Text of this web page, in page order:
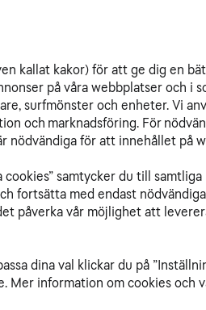
direkt på webben och
via mejl.
att skriva ut.
för iOS för att kunna
då efter Tele2 som
besöka ditt närmsta
eller från någon annans
kallat kakor) för att ge dig en
på våra webbplatser och i
surfmönster och enheter. Vi
och marknadsföring. För
nödvändiga för att innehållet på
samtycker du till
fortsätta med endast
påverka vår möjlighet att
dina val klickar du på
Mer information om cookies och